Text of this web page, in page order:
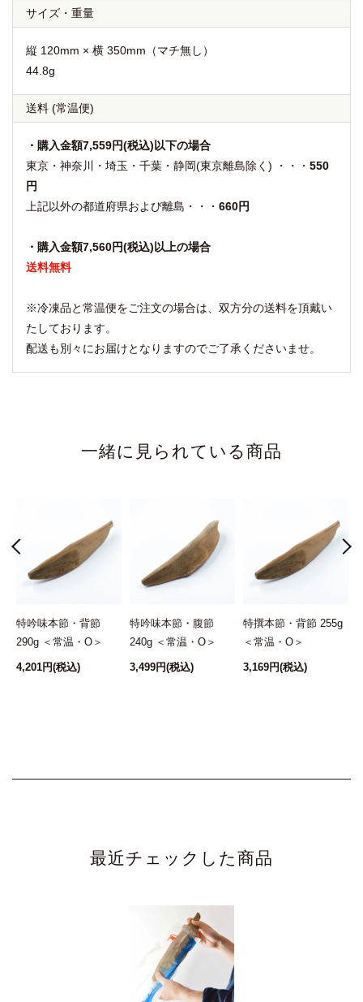
サイズ・重量
縦 120mm × 横 350mm（マチ無し）
44.8g
送料 (常温便)
・購入金額7,559円(税込)以下の場合
東京・神奈川・埼玉・千葉・静岡(東京離島除く) ・・・ 550
円
上記以外の都道府県および離島・・・ 660円
・購入金額7,560円(税込)以上の場合
送料無料
※冷凍品と常温便をご注文の場合は、双方分の送料を頂戴い
たしております。
配送も別々にお届けとなりますのでご了承くださいませ。
一緒に見られている商品
特吟味本節・背節
290g ＜常温・O＞
4,201円(税込)
特吟味本節・腹節
240g ＜常温・O＞
3,499円(税込)
特撰本節・背節 255g
＜常温・O＞
3,169円(税込)
最近チェックした商品